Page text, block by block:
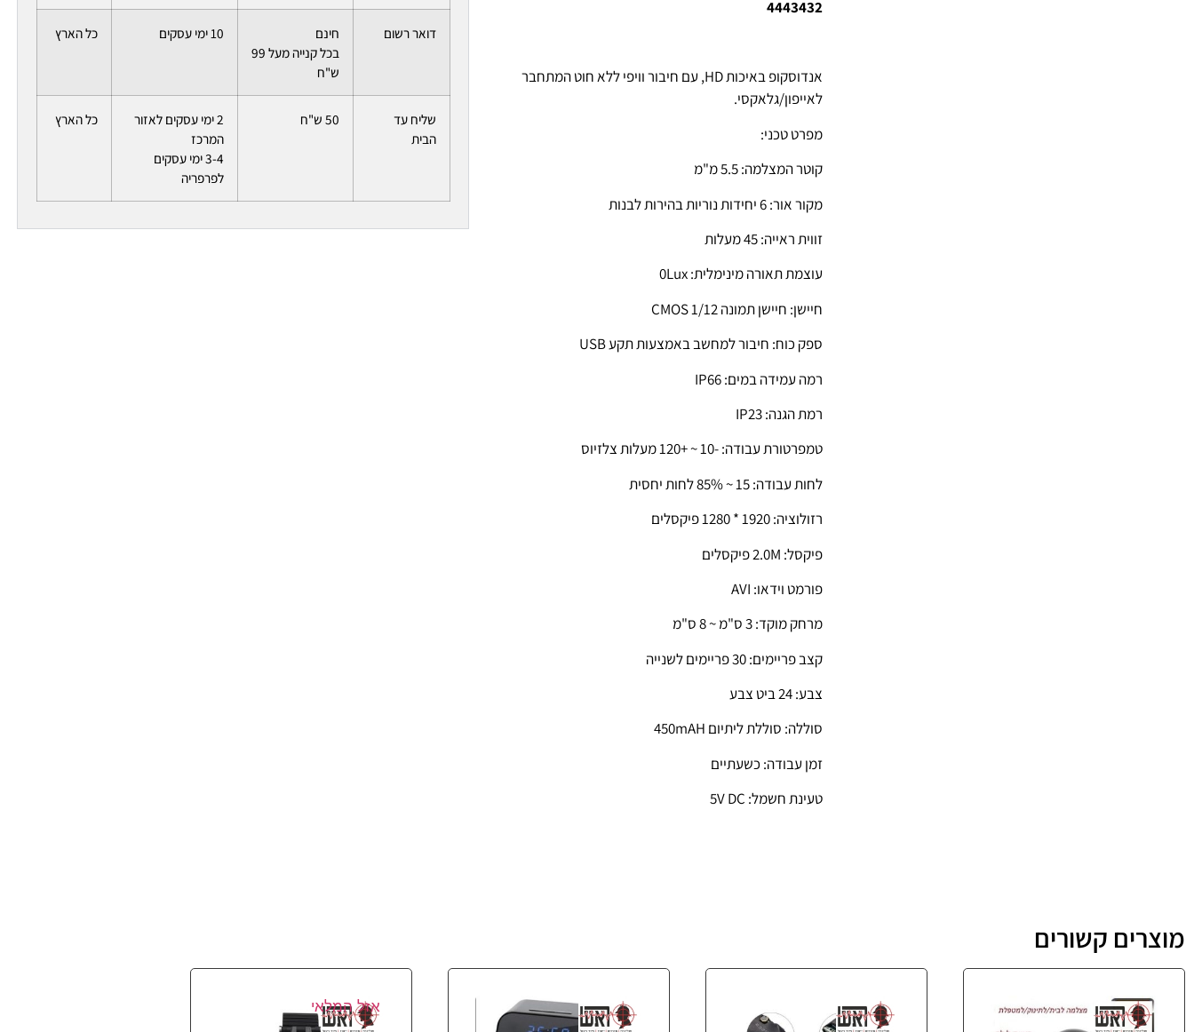
4443432
אנדוסקופ באיכות HD, עם חיבור וויפי ללא חוט המתחבר
לאייפון/גלאקסי.
מפרט טכני:
קוטר המצלמה: 5.5 מ"מ
מקור אור: 6 יחידות נוריות בהירות לבנות
זווית ראייה: 45 מעלות
עוצמת תאורה מינימלית: 0Lux
חיישן: חיישן תמונה 1/12 CMOS
ספק כוח: חיבור למחשב באמצעות תקע USB
רמה עמידה במים: IP66
רמת הגנה: IP23
טמפרטורת עבודה: -10 ~ +120 מעלות צלזיוס
לחות עבודה: 15 ~ 85% לחות יחסית
רזולוציה: 1920 * 1280 פיקסלים
פיקסל: 2.0M פיקסלים
פורמט וידאו: AVI
מרחק מוקד: 3 ס"מ ~ 8 ס"מ
קצב פריימים: 30 פריימים לשנייה
צבע: 24 ביט צבע
סוללה: סוללת ליתיום 450mAH
זמן עבודה: כשעתיים
טעינת חשמל: 5V DC
דואר רשום
חינם
בכל קנייה מעל 99
ש"ח
10 ימי עסקים כל הארץ
שליח עד
הבית
50 ש"ח
2 ימי עסקים לאזור
המרכז
3-4 ימי עסקים
לפרפריה
כל הארץ
מוצרים קשורים
אזל המלאי